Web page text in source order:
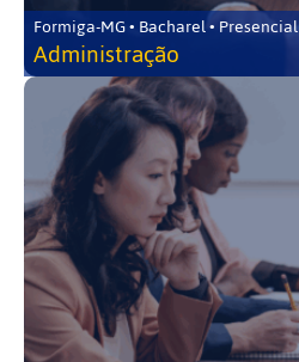
Formiga-MG • Bacharel • Presencial
Administração